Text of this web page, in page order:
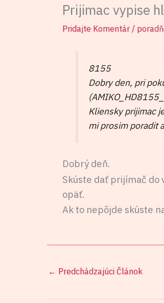
Prijimac vypise
Pridajte Komentár /
8155
Dobry den, pri
Kliensky prijimac
mi prosim poradit
Dobrý deň.
Skúste dať prijímač do
opäť.
Ak to nepôjde skúste
← Predchádzajúci Článok